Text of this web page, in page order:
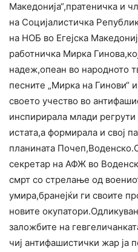
Македонија“,пратеничка и
на Социјалистичка
на НОБ во Егејска
работничка Мирка
надеж,опеан во народното
песните „Мирка на Гинови“
своето учество во
инспирирала млади регрути
истата,а формирала и свој
планината
секретар на АФЖ во
смрт со стрелање од
умира,бранејќи ги своите
новите
заложбите на
чиј антифашистички жар ја